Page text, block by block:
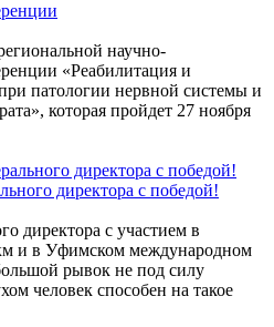
научно-
«Реабилитация и
патологии нервной системы и
которая пройдет 27 ноября
директора с победой!
директора с участием в
и в Уфимском международном
рывок не под силу
человек способен на такое